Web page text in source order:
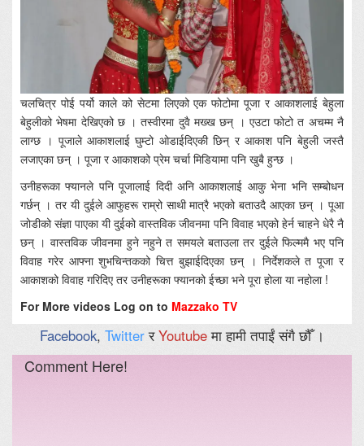
चलचित्र पोई पर्यो काले को सेटमा लिएको एक फोटोमा पूजा र आकाशलाई बेहुला
बेहुलीको भेषमा देखिएको छ । तस्वीरमा दुवै मख्ख छन् । एउटा फोटो त अचम्म नै
लाग्छ । पूजाले आकाशलाई घुम्टो ओडाईदिएकी छिन् र आकाश पनि बेहुली जस्तै
लजाएका छन् । पूजा र आकाशको प्रेम चर्चा मिडियामा पनि खुबै हुन्छ ।
उनीहरूका फ्यानले पनि पूजालाई दिदी अनि आकाशलाई आकु भेना भनि सम्बोधन
गर्छन् । तर यी दुईले आफुहरू राम्रो साथी मात्रै भएको बताउदै आएका छन् । पूआ
जोडीको संज्ञा पाएका यी दुईको वास्तविक जीवनमा पनि विवाह भएको हेर्न चाहने धेरै नै
छन् । वास्तविक जीवनमा हुने नहुने त समयले बताउला तर दुईले फिल्ममै भए पनि
विवाह गरेर आफ्ना शुभचिन्तकको चित्त बुझाईदिएका छन् । निर्देशकले त पूजा र
आकाशको विवाह गरिदिए तर उनीहरूका फ्यानको ईच्छा भने पूरा होला या नहोला !
For More videos Log on to Mazzako TV
Facebook, TwitterरYoutubeमा हामी तपाईं संगै छौँ ।
Comment Here!